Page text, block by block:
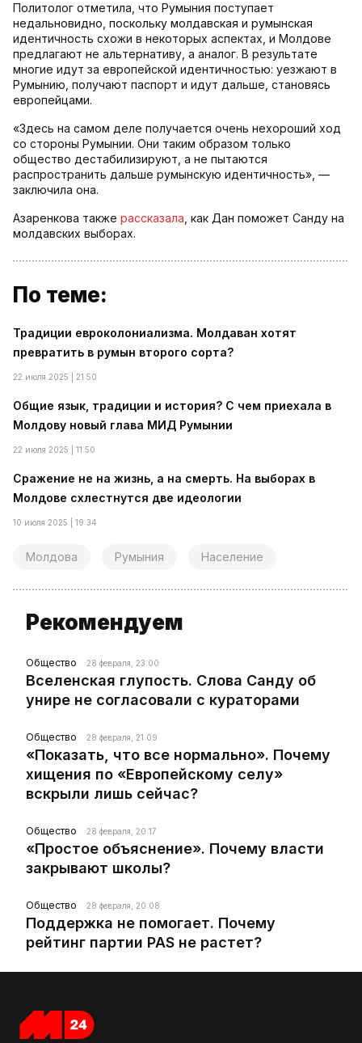
Политолог отметила, что Румыния поступает
недальновидно, поскольку молдавская и румынская
идентичность схожи в некоторых аспектах, и Молдове
предлагают не альтернативу, а аналог. В результате
многие идут за европейской идентичностью: уезжают в
Румынию, получают паспорт и идут дальше, становясь
европейцами.
«Здесь на самом деле получается очень нехороший ход
со стороны Румынии. Они таким образом только
общество дестабилизируют, а не пытаются
распространить дальше румынскую идентичность», —
заключила она.
Азаренкова также рассказала , как Дан поможет Санду на
молдавских выборах.
По теме:
Традиции евроколониализма. Молдаван хотят
превратить в румын второго сорта?
22 июля 2025 | 21:50
Общие язык, традиции и история? С чем приехала в
Молдову новый глава МИД Румынии
22 июля 2025 | 11:50
Сражение не на жизнь, а на смерть. На выборах в
Молдове схлестнутся две идеологии
10 июля 2025 | 19:34
Молдова Румыния Население
Рекомендуем
Общество 28 февраля, 23:00
Вселенская глупость. Слова Санду об
унире не согласовали с кураторами
Общество 28 февраля, 21:09
«Показать, что все нормально». Почему
хищения по «Европейскому селу»
вскрыли лишь сейчас?
Общество 28 февраля, 20:17
«Простое объяснение». Почему власти
закрывают школы?
Общество 28 февраля, 20:08
Поддержка не помогает. Почему
рейтинг партии PAS не растет?